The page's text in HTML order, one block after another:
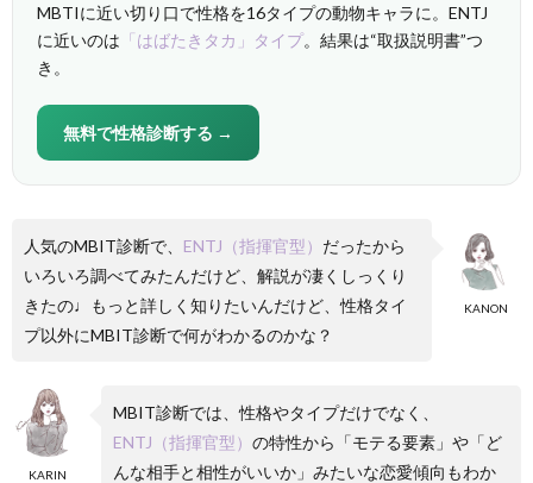
MBTIに近い切り口で性格を16タイプの動物キャラに。ENTJ
に近いのは 「はばたきタカ」タイプ。結果は“取扱説明書”つ
き。
無料で性格診断する →
KANON
人気のMBIT診断で、 ENTJ（指揮官型） だったから
いろいろ調べてみたんだけど、解説が凄くしっくり
きたの♩もっと詳しく知りたいんだけど、性格タイ
プ以外にMBIT診断で何がわかるのかな？
KARIN
MBIT診断では、性格やタイプだけでなく、
ENTJ（指揮官型） の特性から「モテる要素」や「ど
んな相手と相性がいいか」みたいな恋愛傾向もわか